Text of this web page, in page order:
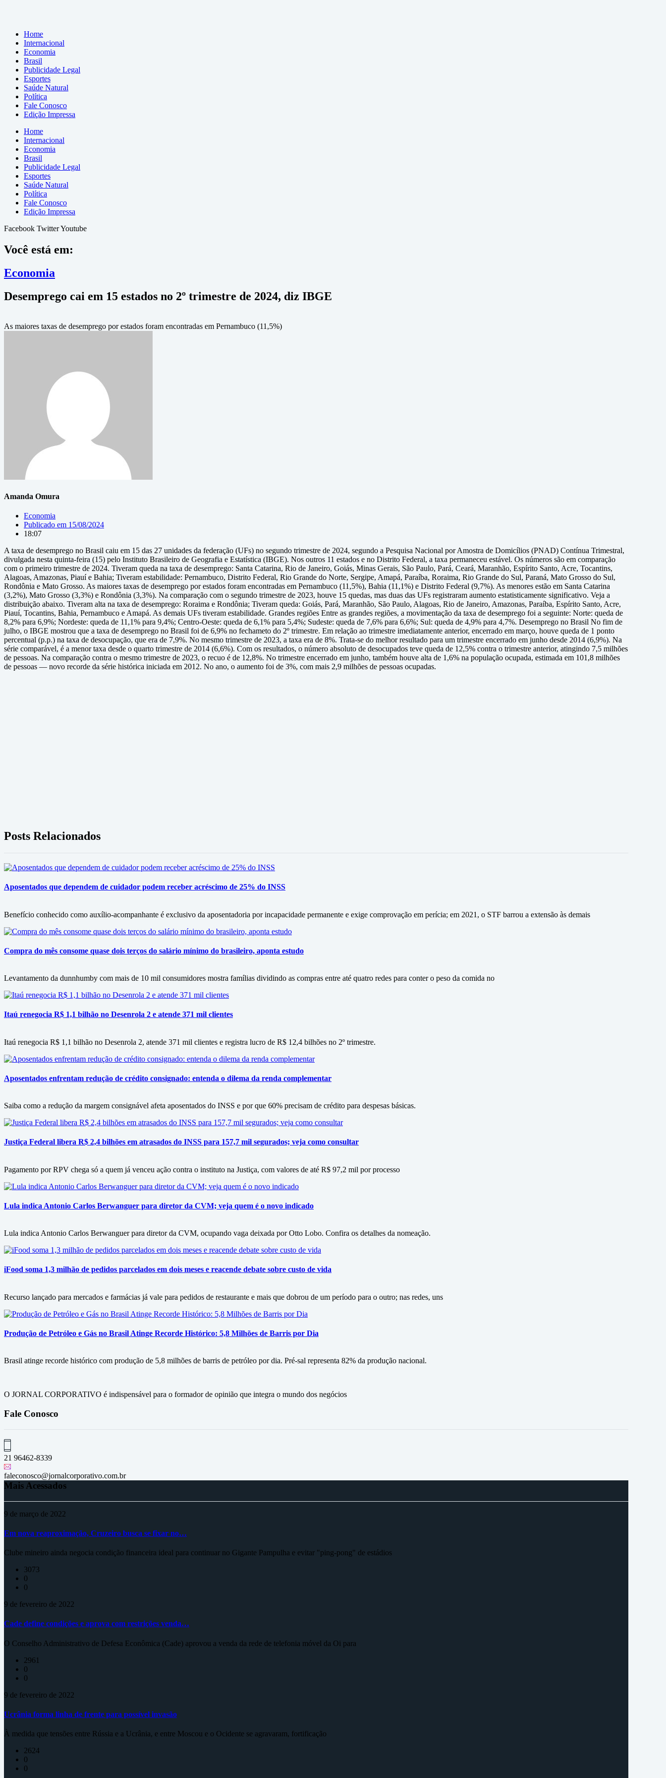
Home
Internacional
Economia
Brasil
Publicidade Legal
Esportes
Saúde Natural
Política
Fale Conosco
Edição Impressa
Home
Internacional
Economia
Brasil
Publicidade Legal
Esportes
Saúde Natural
Política
Fale Conosco
Edição Impressa
Facebook TwitterYoutube
Você está em:
Economia
Desemprego cai em 15 estados no 2º trimestre de 2024, diz IBGE
As maiores taxas de desemprego por estados foram encontradas em Pernambuco (11,5%)
Amanda Omura
Economia
Publicado em 15/08/2024
18:07
A taxa de desemprego no Brasil caiu em 15 das 27 unidades da federação (UFs) no segundo trimestre de 2024, segundo a Pesquisa Nacional por Amostra de Domicílios (PNAD) Contínua Trimestral,
divulgada nesta quinta-feira (15) pelo Instituto Brasileiro de Geografia e Estatística (IBGE). Nos outros 11 estados e no Distrito Federal, a taxa permaneceu estável. Os números são em comparação
com o primeiro trimestre de 2024. Tiveram queda na taxa de desemprego: Santa Catarina, Rio de Janeiro, Goiás, Minas Gerais, São Paulo, Pará, Ceará, Maranhão, Espírito Santo, Acre, Tocantins,
Alagoas, Amazonas, Piauí e Bahia; Tiveram estabilidade: Pernambuco, Distrito Federal, Rio Grande do Norte, Sergipe, Amapá, Paraíba, Roraima, Rio Grande do Sul, Paraná, Mato Grosso do Sul,
Rondônia e Mato Grosso. As maiores taxas de desemprego por estados foram encontradas em Pernambuco (11,5%), Bahia (11,1%) e Distrito Federal (9,7%). As menores estão em Santa Catarina
(3,2%), Mato Grosso (3,3%) e Rondônia (3,3%). Na comparação com o segundo trimestre de 2023, houve 15 quedas, mas duas das UFs registraram aumento estatisticamente significativo. Veja a
distribuição abaixo. Tiveram alta na taxa de desemprego: Roraima e Rondônia; Tiveram queda: Goiás, Pará, Maranhão, São Paulo, Alagoas, Rio de Janeiro, Amazonas, Paraíba, Espírito Santo, Acre,
Piauí, Tocantins, Bahia, Pernambuco e Amapá. As demais UFs tiveram estabilidade. Grandes regiões Entre as grandes regiões, a movimentação da taxa de desemprego foi a seguinte: Norte: queda de
8,2% para 6,9%; Nordeste: queda de 11,1% para 9,4%; Centro-Oeste: queda de 6,1% para 5,4%; Sudeste: queda de 7,6% para 6,6%; Sul: queda de 4,9% para 4,7%. Desemprego no Brasil No fim de
julho, o IBGE mostrou que a taxa de desemprego no Brasil foi de 6,9% no fechameto do 2º trimestre. Em relação ao trimestre imediatamente anterior, encerrado em março, houve queda de 1 ponto
percentual (p.p.) na taxa de desocupação, que era de 7,9%. No mesmo trimestre de 2023, a taxa era de 8%. Trata-se do melhor resultado para um trimestre encerrado em junho desde 2014 (6,9%). Na
série comparável, é a menor taxa desde o quarto trimestre de 2014 (6,6%). Com os resultados, o número absoluto de desocupados teve queda de 12,5% contra o trimestre anterior, atingindo 7,5 milhões
de pessoas. Na comparação contra o mesmo trimestre de 2023, o recuo é de 12,8%. No trimestre encerrado em junho, também houve alta de 1,6% na população ocupada, estimada em 101,8 milhões
de pessoas — novo recorde da série histórica iniciada em 2012. No ano, o aumento foi de 3%, com mais 2,9 milhões de pessoas ocupadas.
Posts Relacionados
Aposentados que dependem de cuidador podem receber acréscimo de 25% do INSS
Benefício conhecido como auxílio-acompanhante é exclusivo da aposentadoria por incapacidade permanente e exige comprovação em perícia; em 2021, o STF barrou a extensão às demais
Compra do mês consome quase dois terços do salário mínimo do brasileiro, aponta estudo
Levantamento da dunnhumby com mais de 10 mil consumidores mostra famílias dividindo as compras entre até quatro redes para conter o peso da comida no
Itaú renegocia R$ 1,1 bilhão no Desenrola 2 e atende 371 mil clientes
Itaú renegocia R$ 1,1 bilhão no Desenrola 2, atende 371 mil clientes e registra lucro de R$ 12,4 bilhões no 2º trimestre.
Aposentados enfrentam redução de crédito consignado: entenda o dilema da renda complementar
Saiba como a redução da margem consignável afeta aposentados do INSS e por que 60% precisam de crédito para despesas básicas.
Justiça Federal libera R$ 2,4 bilhões em atrasados do INSS para 157,7 mil segurados; veja como consultar
Pagamento por RPV chega só a quem já venceu ação contra o instituto na Justiça, com valores de até R$ 97,2 mil por processo
Lula indica Antonio Carlos Berwanguer para diretor da CVM; veja quem é o novo indicado
Lula indica Antonio Carlos Berwanguer para diretor da CVM, ocupando vaga deixada por Otto Lobo. Confira os detalhes da nomeação.
iFood soma 1,3 milhão de pedidos parcelados em dois meses e reacende debate sobre custo de vida
Recurso lançado para mercados e farmácias já vale para pedidos de restaurante e mais que dobrou de um período para o outro; nas redes, uns
Produção de Petróleo e Gás no Brasil Atinge Recorde Histórico: 5,8 Milhões de Barris por Dia
Brasil atinge recorde histórico com produção de 5,8 milhões de barris de petróleo por dia. Pré-sal representa 82% da produção nacional.
O JORNAL CORPORATIVO é indispensável para o formador de opinião que integra o mundo dos negócios
Fale Conosco
21 96462-8339
faleconosco@jornalcorporativo.com.br
Mais Acessados
9 de março de 2022
Em nova reaproximação, Cruzeiro busca se fixar no…
Clube mineiro ainda negocia condição financeira ideal para continuar no Gigante Pampulha e evitar "ping-pong" de estádios
3073
0
0
9 de fevereiro de 2022
Cade define condições e aprova com restrições venda…
O Conselho Administrativo de Defesa Econômica (Cade) aprovou a venda da rede de telefonia móvel da Oi para
2961
0
0
9 de fevereiro de 2022
Ucrânia forma linha de frente para possível invasão
À medida que tensões entre Rússia e a Ucrânia, e entre Moscou e o Ocidente se agravaram, fortificação
2624
0
0